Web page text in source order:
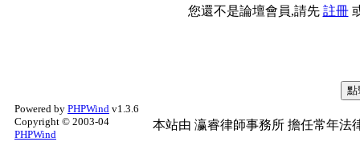
您還不是論壇會員,請先 註冊
Powered by PHPWind v1.3.6
Copyright © 2003-04
PHPWind
本站由 瀛睿律師事務所 擔任常年法